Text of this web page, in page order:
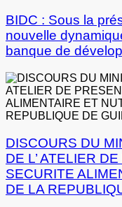
BIDC : Sous la
nouvelle
banque de
DISCOURS DU
DE L’ ATELIER
SECURITE
DE LA